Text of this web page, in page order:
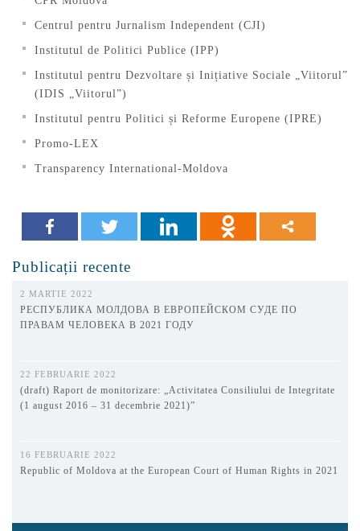
Centrul pentru Jurnalism Independent (CJI)
Institutul de Politici Publice (IPP)
Institutul pentru Dezvoltare și Inițiative Sociale „Viitorul”
(IDIS „Viitorul”)
Institutul pentru Politici și Reforme Europene (IPRE)
Promo-LEX
Transparency International-Moldova
Publicații recente
2 MARTIE 2022
РЕСПУБЛИКА МОЛДОВА В ЕВРОПЕЙСКОМ СУДЕ ПО
ПРАВАМ ЧЕЛОВЕКА В 2021 ГОДУ
22 FEBRUARIE 2022
(draft) Raport de monitorizare: „Activitatea Consiliului de Integritate
(1 august 2016 – 31 decembrie 2021)”
16 FEBRUARIE 2022
Republic of Moldova at the European Court of Human Rights in 2021